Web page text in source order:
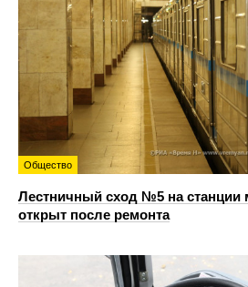
Общество
Лестничный сход №5 на станции
открыт после ремонта